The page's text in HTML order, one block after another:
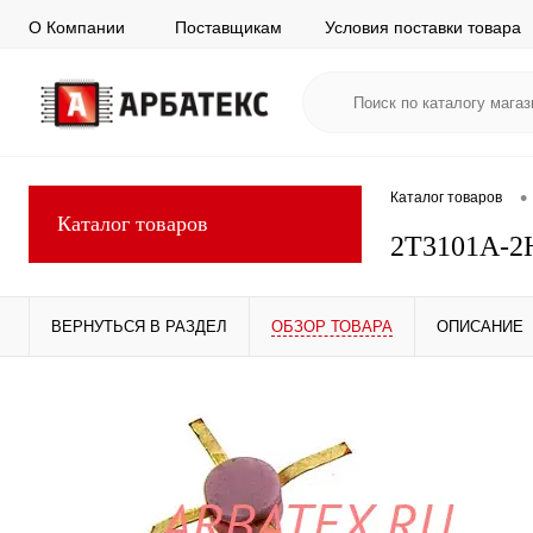
О Компании Поставщикам Условия поставки товара
Каталог товаров
Каталог товаров •
2Т3101А-
ВЕРНУТЬСЯ В РАЗДЕЛ ОБЗОР ТОВАРА ОПИСАНИЕ